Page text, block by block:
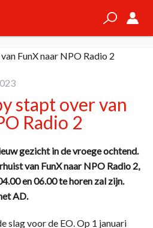
stapt over van
Radio 2
gezicht in de vroege ochtend.
van FunX naar NPO Radio 2,
en 06.00 te horen zal zijn.
AD.
slag voor de EO. Op 1 januari